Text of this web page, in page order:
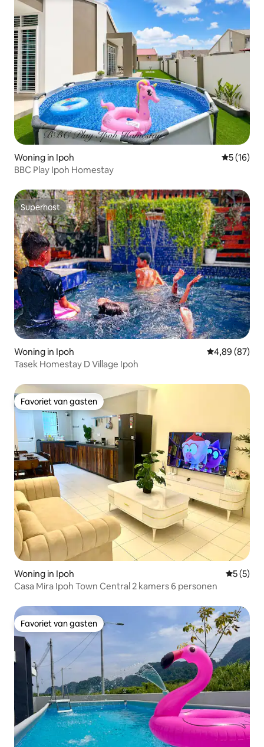
Woning in Ipoh
5 (16)
BBC Play Ipoh Homestay
Superhost
Superhost
Woning in Ipoh Gemiddelde
4,89 (87)
Tasek Homestay D Village Ipoh
Favoriet van gasten
Favoriet van gasten
Woning in Ipoh
5 (5)
Casa Mira Ipoh Town Central 2 kamers 6 personen
Favoriet van gasten
Favoriet van gasten